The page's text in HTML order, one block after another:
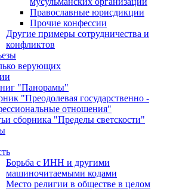
Православные юрисдикции
Прочие конфессии
Другие примеры сотрудничества и
конфликтов
верующих
"Панорамы"
"Преодолевая государственно -
отношения"
сборника "Пределы светскости"
Борьба с ИНН и другими
машиночитаемыми кодами
Место религии в обществе в целом